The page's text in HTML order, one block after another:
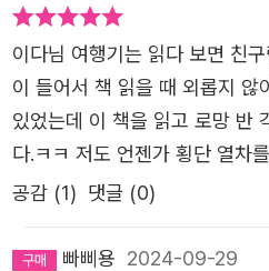
이다님 여행기는 읽다 보면 친
이 들어서 책 읽을 때 외롭지 않
있었는데 이 책을 읽고 로망 반
다.ㅋㅋ 저도 언젠가 횡단 열차
공감 (1) 댓글 (0)
빠삐용 2024-09-29